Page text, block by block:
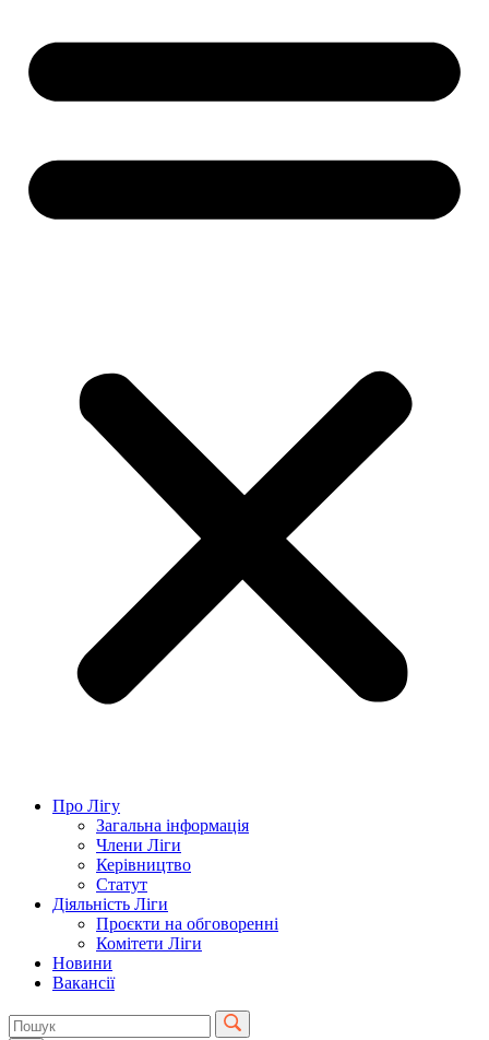
Про Лігу
Загальна інформація
Члени Ліги
Керівництво
Статут
Діяльність Ліги
Проєкти на обговоренні
Комітети Ліги
Новини
Вакансії